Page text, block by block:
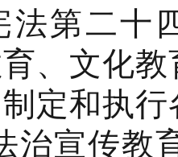
法第二十
、文化
定和执
治宣传教